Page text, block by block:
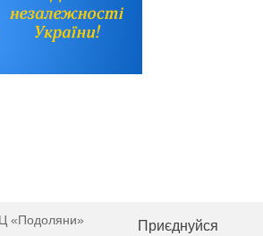
«Подоляни» Приєднуйся